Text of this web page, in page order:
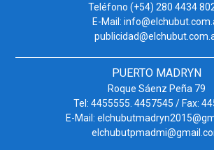
Teléfono (+54) 280 4434
E-Mail:
PUERTO MADRYN
Roque Sáenz Peña 79
Tel: 4455555. 4457545 / Fax:
E-Mail: